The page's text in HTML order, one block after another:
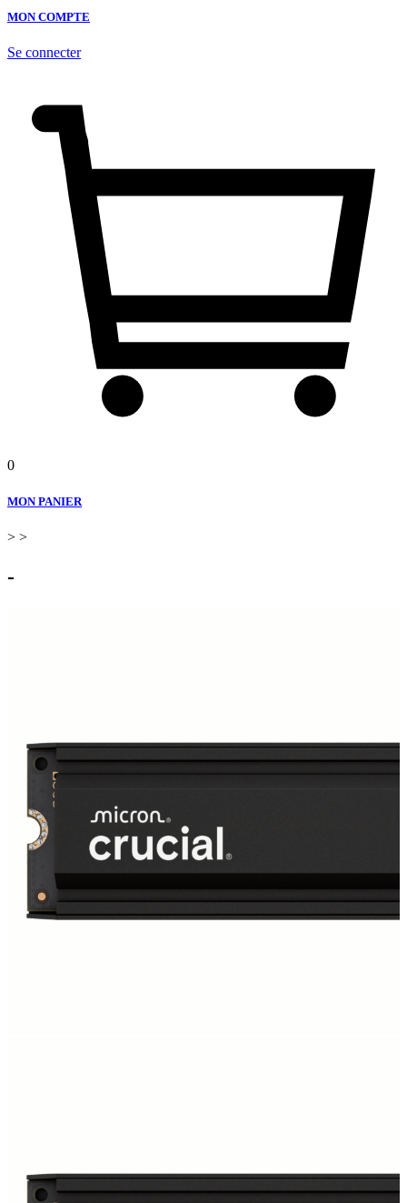
MON COMPTE
Se connecter
0
MON PANIER
> >
-